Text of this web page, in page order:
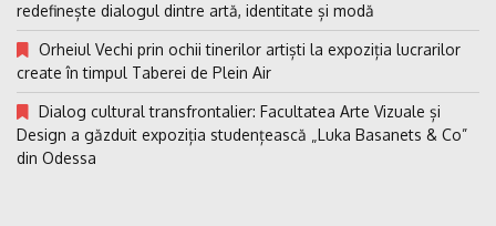
redefinește dialogul dintre artă, identitate și modă
Orheiul Vechi prin ochii tinerilor artiști la expoziția lucrarilor
create în timpul Taberei de Plein Air
Dialog cultural transfrontalier: Facultatea Arte Vizuale și
Design a găzduit expoziția studențească „Luka Basanets & Co”
din Odessa